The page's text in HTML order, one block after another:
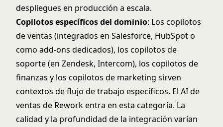
despliegues en producción a escala.
Copilotos específicos del dominio: Los copilotos
de ventas (integrados en Salesforce, HubSpot o
como add-ons dedicados), los copilotos de
soporte (en Zendesk, Intercom), los copilotos de
finanzas y los copilotos de marketing sirven
contextos de flujo de trabajo específicos. El AI de
ventas de Rework entra en esta categoría. La
calidad y la profundidad de la integración varían